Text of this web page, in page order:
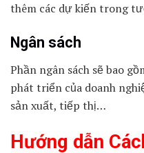
thêm các dự kiến trong
Ngân sách
Phần ngân sách sẽ bao
phát triển của doanh
sản xuất, tiếp thị…
Hướng dẫn